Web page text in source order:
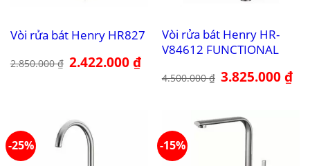
Vòi rửa bát Henry HR827
2.850.000₫ Giá
gốc
2.422.000₫Giá
hiện
Vòi rửa bát Henry HR-
V84612 FUNCTIONAL
4.500.000₫ Giá
gốc
3.825.000₫Giá
-25% -15%